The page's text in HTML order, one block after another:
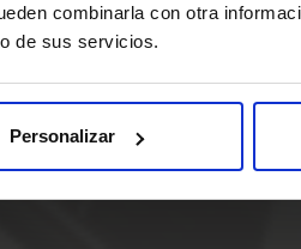
combinarla con otra
de sus servicios.
Personalizar